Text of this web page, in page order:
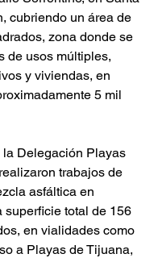
cubriendo un área de
zona donde se
de usos múltiples,
y viviendas, en
5 mil
la Delegación Playas
trabajos de
asfáltica en
superficie total de 156
en vialidades como
a Playas de Tijuana,